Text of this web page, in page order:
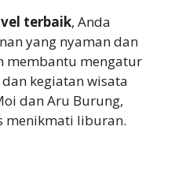
terbaik, Anda
yang nyaman dan
membantu mengatur
kegiatan wisata
dan Aru Burung,
menikmati liburan.